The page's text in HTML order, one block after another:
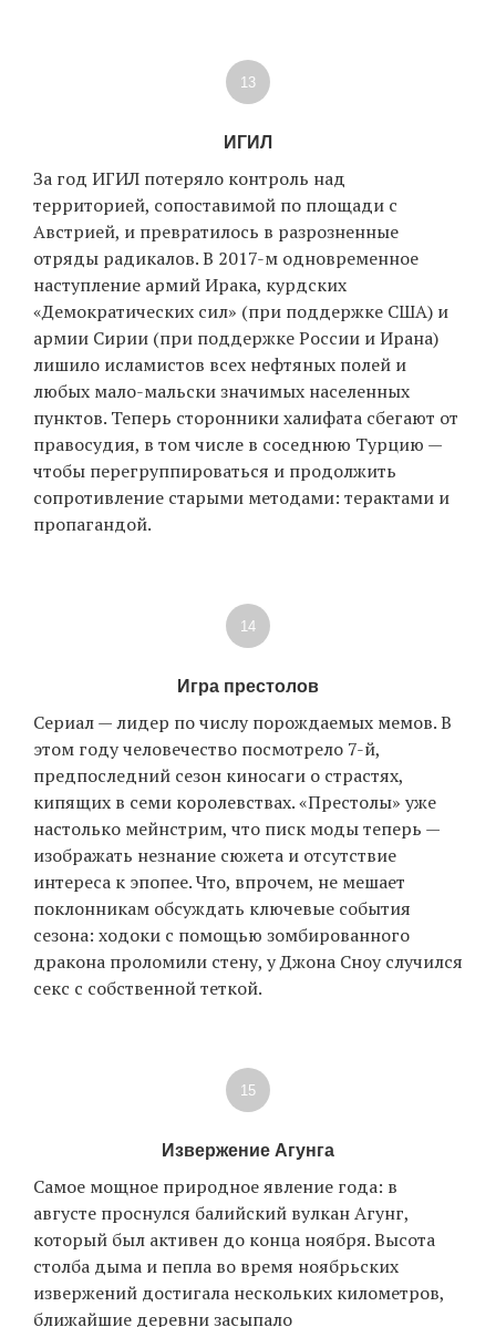
13
ИГИЛ
За год ИГИЛ потеряло контроль над
территорией, сопоставимой по площади с
Австрией, и превратилось в разрозненные
отряды радикалов. В 2017-м одновременное
наступление армий Ирака, курдских
«Демократических сил» (при поддержке США) и
армии Сирии (при поддержке России и Ирана)
лишило исламистов всех нефтяных полей и
любых мало-мальски значимых населенных
пунктов. Теперь сторонники халифата сбегают от
правосудия, в том числе в соседнюю Турцию —
чтобы перегруппироваться и продолжить
сопротивление старыми методами: терактами и
пропагандой.
14
Игра престолов
Сериал — лидер по числу порождаемых мемов. В
этом году человечество посмотрело 7-й,
предпоследний сезон киносаги о страстях,
кипящих в семи королевствах. «Престолы» уже
настолько мейнстрим, что писк моды теперь —
изображать незнание сюжета и отсутствие
интереса к эпопее. Что, впрочем, не мешает
поклонникам обсуждать ключевые события
сезона: ходоки с помощью зомбированного
дракона проломили стену, у Джона Сноу случился
секс с собственной теткой.
15
Извержение Агунга
Самое мощное природное явление года: в
августе проснулся балийский вулкан Агунг,
который был активен до конца ноября. Высота
столба дыма и пепла во время ноябрьских
извержений достигала нескольких километров,
ближайшие деревни засыпало